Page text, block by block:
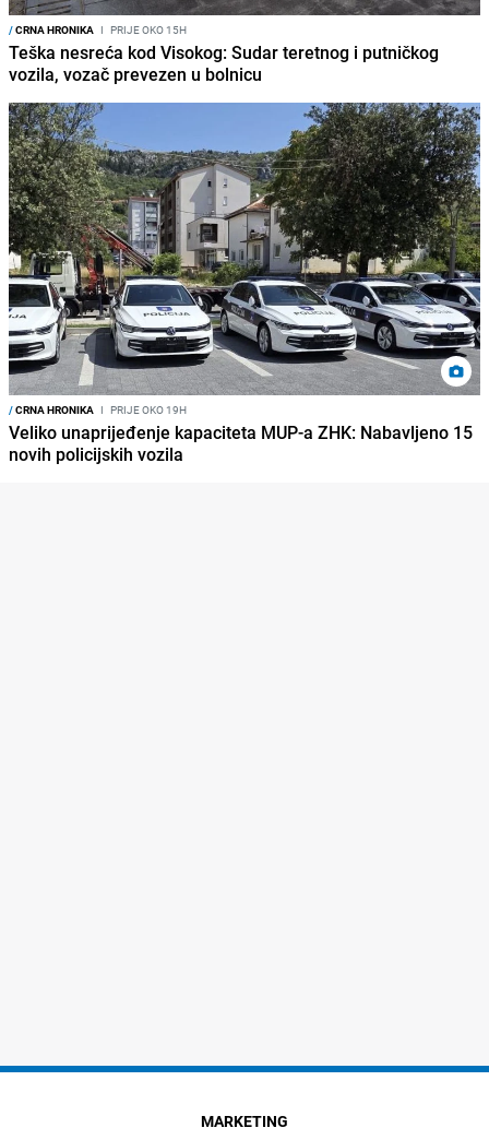
/CRNA HRONIKA I PRIJE OKO 15H
Teška nesreća kod Visokog: Sudar teretnog i putničkog
vozila, vozač prevezen u bolnicu
/CRNA HRONIKA I PRIJE OKO 19H
Veliko unaprijeđenje kapaciteta MUP-a ZHK: Nabavljeno 15
novih policijskih vozila
MARKETING